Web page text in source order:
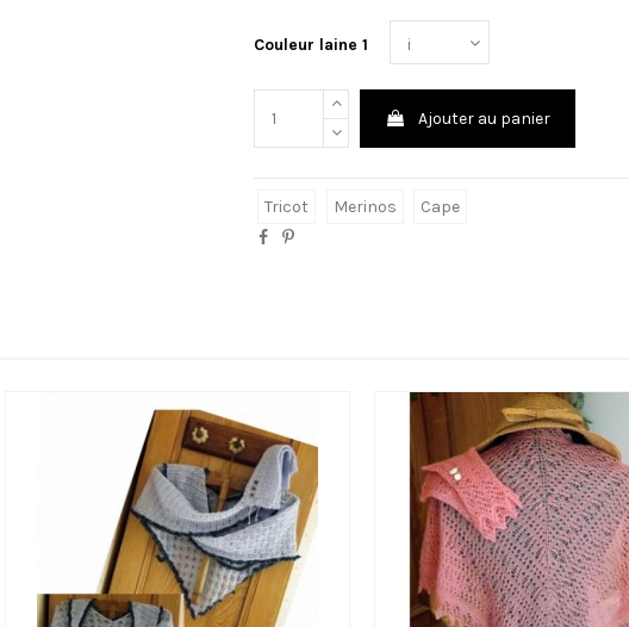
Couleur laine 1
Ajouter au panier
Tricot Merinos Cape